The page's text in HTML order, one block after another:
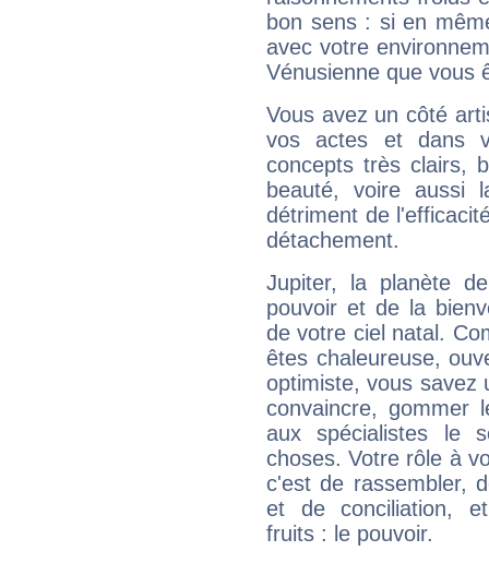
bon sens : si en
avec votre
Vénusienne que vous
Vous avez un côté
vos actes et dans
concepts très clairs,
beauté, voire aussi
détriment de
détachement.
Jupiter, la planète
pouvoir et de la
de votre ciel natal.
êtes chaleureuse,
optimiste, vous savez
convaincre, gommer
aux spécialistes le
choses. Votre rôle à
c'est de rassembler,
et de conciliation,
fruits : le pouvoir.